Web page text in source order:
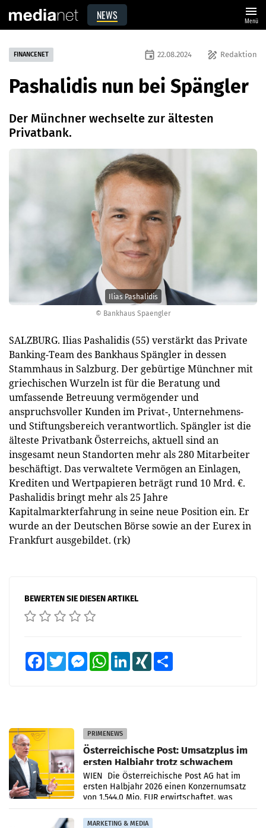
NEWS menu
Menü
© Bankhaus Spaengler
Ilias Pashalidis
FINANCENET draw Redaktion
event 22.08.2024
Pashalidis nun bei Spängler
Der Münchner wechselte zur ältesten
Privatbank.
SALZBURG. Ilias Pashalidis (55) verstärkt das Private
Banking-Team des Bankhaus Spängler in dessen
Stammhaus in Salzburg. Der gebürtige Münchner mit
griechischen Wurzeln ist für die Beratung und
umfassende Betreuung vermögender und
anspruchsvoller Kunden im Privat-, Unternehmens-
und Stiftungsbereich verantwortlich. Spängler ist die
älteste Privatbank Österreichs, aktuell sind an
insgesamt neun Standorten mehr als 280 Mitarbeiter
beschäftigt. Das verwaltete Vermögen an Einlagen,
Krediten und Wertpapieren beträgt rund 10 Mrd. €.
Pashalidis bringt mehr als 25 Jahre
Kapitalmarkterfahrung in seine neue Position ein. Er
wurde an der Deutschen Börse sowie an der Eurex in
Frankfurt ausgebildet. (rk)
BEWERTEN SIE DIESEN ARTIKEL
FacebookTwitter MessengerWhatsAppLinkedInXING
PRIMENEWS
Österreichische Post: Umsatzplus im
ersten Halbjahr trotz schwachem
Briefgeschäft
WIEN Die Österreichische Post AG hat im
ersten Halbjahr 2026 einen Konzernumsatz
von 1.544,0 Mio. EUR erwirtschaftet, was
einem Plus von 3,8 Prozent gegenüber dem
Vergleichszeitraum
MARKETING & MEDIA